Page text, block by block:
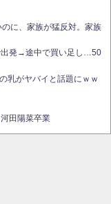
に、家族が猛反対。家族
出発→途中で買い足し…50
乳がヤバイと話題にｗｗ
田陽菜卒業